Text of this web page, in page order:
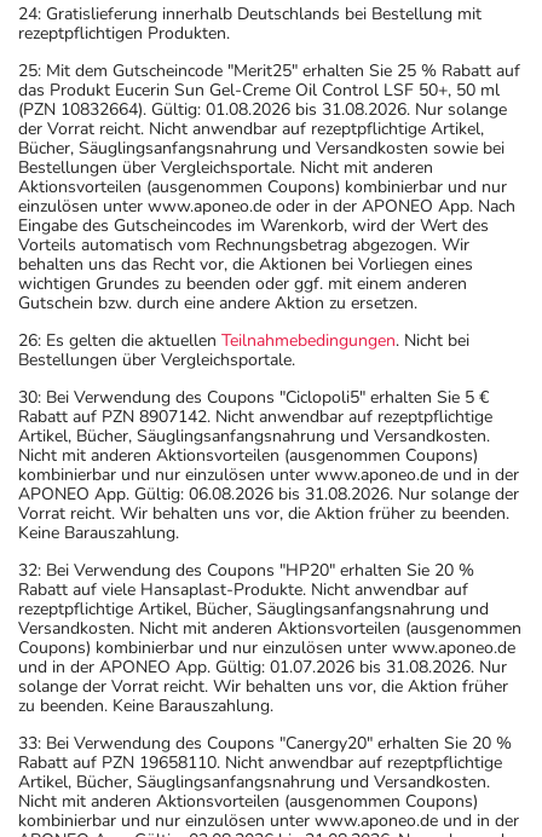
24: Gratislieferung innerhalb Deutschlands bei Bestellung mit
rezeptpflichtigen Produkten.
25: Mit dem Gutscheincode "Merit25" erhalten Sie 25 % Rabatt auf
das Produkt Eucerin Sun Gel-Creme Oil Control LSF 50+, 50 ml
(PZN 10832664). Gültig: 01.08.2026 bis 31.08.2026. Nur solange
der Vorrat reicht. Nicht anwendbar auf rezeptpflichtige Artikel,
Bücher, Säuglingsanfangsnahrung und Versandkosten sowie bei
Bestellungen über Vergleichsportale. Nicht mit anderen
Aktionsvorteilen (ausgenommen Coupons) kombinierbar und nur
einzulösen unter www.aponeo.de oder in der APONEO App. Nach
Eingabe des Gutscheincodes im Warenkorb, wird der Wert des
Vorteils automatisch vom Rechnungsbetrag abgezogen. Wir
behalten uns das Recht vor, die Aktionen bei Vorliegen eines
wichtigen Grundes zu beenden oder ggf. mit einem anderen
Gutschein bzw. durch eine andere Aktion zu ersetzen.
26: Es gelten die aktuellen Teilnahmebedingungen. Nicht bei
Bestellungen über Vergleichsportale.
30: Bei Verwendung des Coupons "Ciclopoli5" erhalten Sie 5 €
Rabatt auf PZN 8907142. Nicht anwendbar auf rezeptpflichtige
Artikel, Bücher, Säuglingsanfangsnahrung und Versandkosten.
Nicht mit anderen Aktionsvorteilen (ausgenommen Coupons)
kombinierbar und nur einzulösen unter www.aponeo.de und in der
APONEO App. Gültig: 06.08.2026 bis 31.08.2026. Nur solange der
Vorrat reicht. Wir behalten uns vor, die Aktion früher zu beenden.
Keine Barauszahlung.
32: Bei Verwendung des Coupons "HP20" erhalten Sie 20 %
Rabatt auf viele Hansaplast-Produkte. Nicht anwendbar auf
rezeptpflichtige Artikel, Bücher, Säuglingsanfangsnahrung und
Versandkosten. Nicht mit anderen Aktionsvorteilen (ausgenommen
Coupons) kombinierbar und nur einzulösen unter www.aponeo.de
und in der APONEO App. Gültig: 01.07.2026 bis 31.08.2026. Nur
solange der Vorrat reicht. Wir behalten uns vor, die Aktion früher
zu beenden. Keine Barauszahlung.
33: Bei Verwendung des Coupons "Canergy20" erhalten Sie 20 %
Rabatt auf PZN 19658110. Nicht anwendbar auf rezeptpflichtige
Artikel, Bücher, Säuglingsanfangsnahrung und Versandkosten.
Nicht mit anderen Aktionsvorteilen (ausgenommen Coupons)
kombinierbar und nur einzulösen unter www.aponeo.de und in der